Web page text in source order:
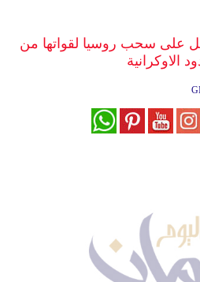
وموسيقى
على سحب روسيا لقواتها من
الاوكرانية